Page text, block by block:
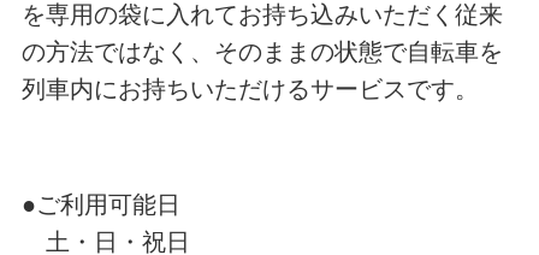
を専用の袋に入れてお持ち込みいただく従来
の方法ではなく、そのままの状態で自転車を
列車内にお持ちいただけるサービスです。
●ご利用可能日
土・日・祝日